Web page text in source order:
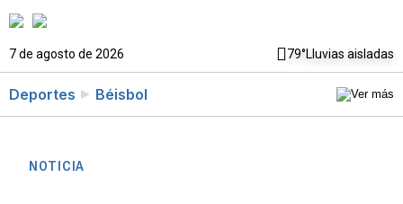
7 de agosto de 2026 79°Lluvias aisladas
Deportes Béisbol
NOTICIA